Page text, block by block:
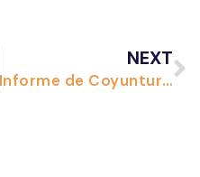
NEXT
Informe de Coyuntura Económica Mensual Marzo- Abril 2025